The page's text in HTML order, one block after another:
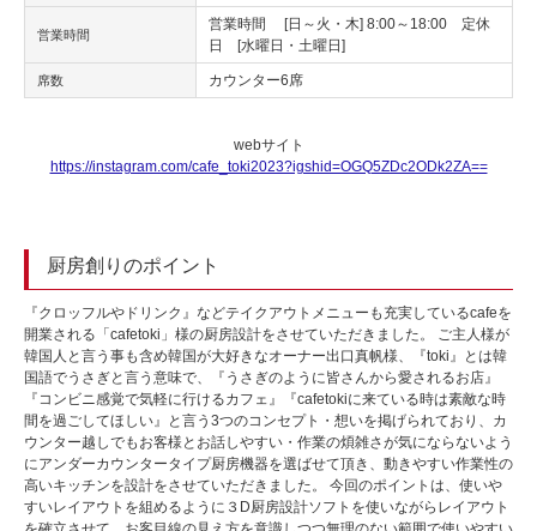
営業時間
営業時間 [日～火・木] 8:00～18:00 定休
日 [水曜日・土曜日]
席数 カウンター6席
webサイト
https://instagram.com/cafe_toki2023?igshid=OGQ5ZDc2ODk2ZA==
厨房創りのポイント
『クロッフルやドリンク』などテイクアウトメニューも充実しているcafeを
開業される「cafetoki」様の厨房設計をさせていただきました。 ご主人様が
韓国人と言う事も含め韓国が大好きなオーナー出口真帆様、『toki』とは韓
国語でうさぎと言う意味で、『うさぎのように皆さんから愛されるお店』
『コンビニ感覚で気軽に行けるカフェ』『cafetokiに来ている時は素敵な時
間を過ごしてほしい』と言う3つのコンセプト・想いを掲げられており、カ
ウンター越しでもお客様とお話しやすい・作業の煩雑さが気にならないよう
にアンダーカウンタータイプ厨房機器を選ばせて頂き、動きやすい作業性の
高いキッチンを設計をさせていただきました。 今回のポイントは、使いや
すいレイアウトを組めるように３D厨房設計ソフトを使いながらレイアウト